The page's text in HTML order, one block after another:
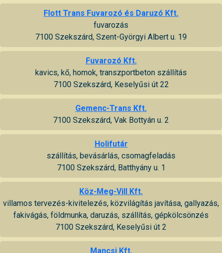
Flott Trans Fuvarozó és Daruzó Kft.
fuvarozás
7100 Szekszárd, Szent-Györgyi Albert u. 19
Fuvarozó Kft.
kavics, kő, homok, transzportbeton szállítás
7100 Szekszárd, Keselyűsi út 22
Gemenc-Trans Kft.
7100 Szekszárd, Vak Bottyán u. 2
Holifutár
szállítás, bevásárlás, csomagfeladás
7100 Szekszárd, Batthyány u. 1
Köz-Meg-Vill Kft.
villamos tervezés-kivitelezés, közvilágítás javítása, gallyazás,
fakivágás, földmunka, daruzás, szállítás, gépkölcsönzés
7100 Szekszárd, Keselyűsi út 2
Mancsi Kft.